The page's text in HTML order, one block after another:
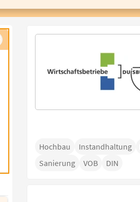
Hochbau Instandhaltung
Sanierung
VOB DIN